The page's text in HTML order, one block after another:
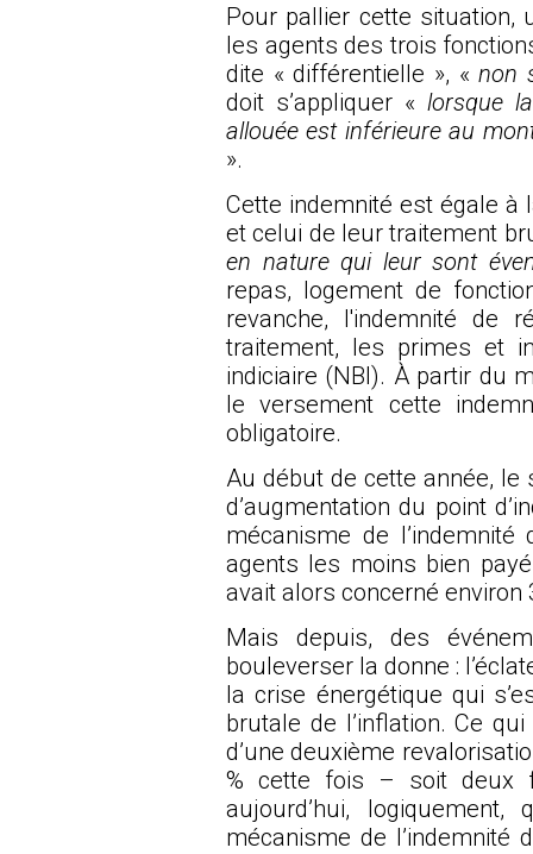
Pour pallier cette situation,
les agents des trois
dite « différentielle », « non
doit s’appliquer «lorsque
allouée est inférieure au
».
Cette indemnité est égale
et celui de leur traitement
en nature qui leur sont
repas, logement de
revanche, l'indemnité de
traitement, les primes et
indiciaire (NBI). À partir du
le versement cette
obligatoire.
Au début de cette année, le
d’augmentation du point
mécanisme de
agents les moins bien
avait alors concerné environ
Mais depuis, des
bouleverser la donne :
la crise énergétique qui
brutale de l’inflation. Ce
d’une deuxième
% cette fois – soit deux
aujourd’hui,
mécanisme de